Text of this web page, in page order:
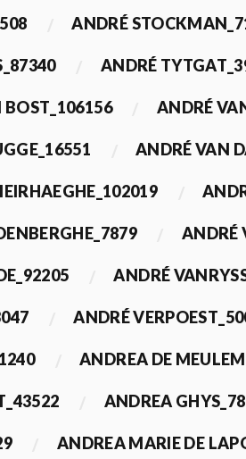
ANDRÉ
ANDRÉ
BOST_106156 ANDRÉ
ANDRÉ VAN
ANDRÉ
ANDRÉ
ANDRÉ
ANDREA DE
ANDREA
ANDREA MARIE DE